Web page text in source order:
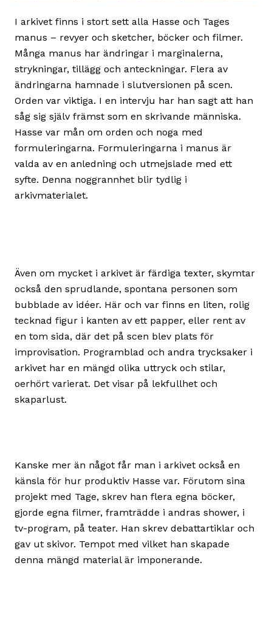
I arkivet finns i stort sett alla Hasse och Tages
manus – revyer och sketcher, böcker och filmer.
Många manus har ändringar i marginalerna,
strykningar, tillägg och anteckningar. Flera av
ändringarna hamnade i slutversionen på scen.
Orden var viktiga. I en intervju har han sagt att han
såg sig själv främst som en skrivande människa.
Hasse var mån om orden och noga med
formuleringarna. Formuleringarna i manus är
valda av en anledning och utmejslade med ett
syfte. Denna noggrannhet blir tydlig i
arkivmaterialet.
Även om mycket i arkivet är färdiga texter, skymtar
också den sprudlande, spontana personen som
bubblade av idéer. Här och var finns en liten, rolig
tecknad figur i kanten av ett papper, eller rent av
en tom sida, där det på scen blev plats för
improvisation. Programblad och andra trycksaker i
arkivet har en mängd olika uttryck och stilar,
oerhört varierat. Det visar på lekfullhet och
skaparlust.
Kanske mer än något får man i arkivet också en
känsla för hur produktiv Hasse var. Förutom sina
projekt med Tage, skrev han flera egna böcker,
gjorde egna filmer, framträdde i andras shower, i
tv-program, på teater. Han skrev debattartiklar och
gav ut skivor. Tempot med vilket han skapade
denna mängd material är imponerande.